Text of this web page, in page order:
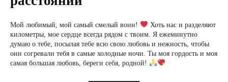
Мой любимый, мой самый смелый воин!
Хоть нас и разделяют
километры, мое сердце всегда рядом с твоим. Я ежеминутно
думаю о тебе, посылая тебе всю свою любовь и нежность, чтобы
они согревали тебя в самые холодные ночи. Ты моя гордость и моя
самая большая любовь, береги себя, родной!